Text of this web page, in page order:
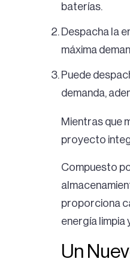
baterías.
Despacha la
máxima
Puede
demanda,
Mientras que
proyecto
Compuesto
proporciona
energía limpia
Un